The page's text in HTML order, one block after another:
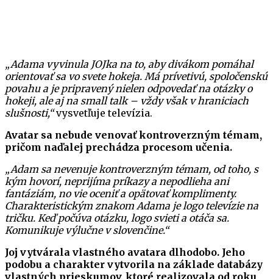
„Adama vyvinula JOJka na to, aby divákom pomáhal
orientovať sa vo svete hokeja. Má prívetivú, spoločenskú
povahu a je pripravený nielen odpovedať na otázky o
hokeji, ale aj na small talk – vždy však v hraniciach
slušnosti,“vysvetľuje televízia.
Avatar sa nebude venovať kontroverzným témam,
pričom naďalej prechádza procesom učenia.
„Adam sa nevenuje kontroverzným témam, od toho, s
kým hovorí, neprijíma príkazy a nepodlieha ani
fantáziám, no vie oceniť a opätovať komplimenty.
Charakteristickým znakom Adama je logo televízie na
tričku. Keď počúva otázku, logo svieti a otáča sa.
Komunikuje výlučne v slovenčine.“
Joj vytvárala vlastného avatara dlhodobo. Jeho
podobu a charakter vytvorila na základe databázy